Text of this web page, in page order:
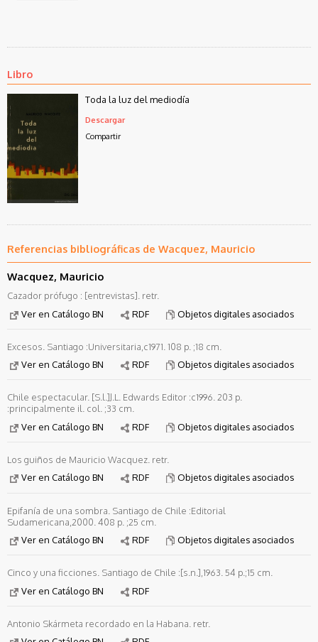
Libro
Toda la luz del mediodía
Descargar
Compartir
Referencias bibliográficas de Wacquez, Mauricio
Wacquez, Mauricio
Cazador prófugo : [entrevistas]. retr.
Ver en Catálogo BN
RDF Objetos digitales asociados
Excesos. Santiago :Universitaria,c1971. 108 p. ;18 cm.
Ver en Catálogo BN
RDF Objetos digitales asociados
Chile espectacular. [S.l.]J.L. Edwards Editor :c1996. 203 p.
:principalmente il. col. ;33 cm.
Ver en Catálogo BN
RDF Objetos digitales asociados
Los guiños de Mauricio Wacquez. retr.
Ver en Catálogo BN
RDF Objetos digitales asociados
Epifanía de una sombra. Santiago de Chile :Editorial
Sudamericana,2000. 408 p. ;25 cm.
Ver en Catálogo BN
RDF Objetos digitales asociados
Cinco y una ficciones. Santiago de Chile :[s.n.],1963. 54 p.;15 cm.
Ver en Catálogo BN
RDF
Antonio Skármeta recordado en la Habana. retr.